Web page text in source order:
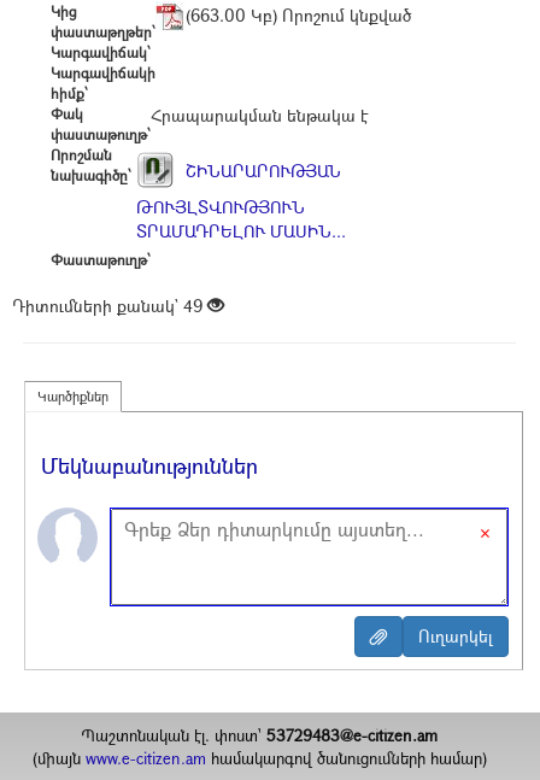
Կից
փաստաթղթեր՝
(663.00 Կբ) Որոշում կնքված
Կարգավիճակ՝
Կարգավիճակի
հիմք՝
Փակ
փաստաթուղթ՝
Հրապարակման ենթակա է
Որոշման
նախագիծը՝
ՇԻՆԱՐԱՐՈՒԹՅԱՆ
ԹՈՒՅԼՏՎՈՒԹՅՈՒՆ
ՏՐԱՄԱԴՐԵԼՈՒ ՄԱՍԻՆ...
Փաստաթուղթ՝
Դիտումների քանակ` 49
Կարծիքներ
Մեկնաբանություններ
×
Պաշտոնական էլ. փոստ`53729483@e-citizen.am
(միայն www.e-citizen.am համակարգով ծանուցումների համար)